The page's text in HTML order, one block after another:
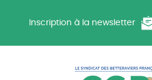
Inscription à la newsletter